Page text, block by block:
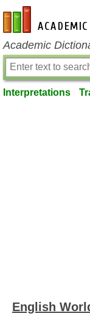
en-academic.com
Academic
Interpretations
English